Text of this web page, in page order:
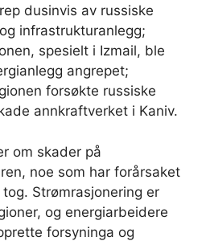
dusinvis av russiske
infrastrukturanlegg;
spesielt i Izmail, ble
angrepet;
forsøkte russiske
annkraftverket i Kaniv.
om skader på
noe som har forårsaket
Strømrasjonering er
og energiarbeidere
forsyninga og